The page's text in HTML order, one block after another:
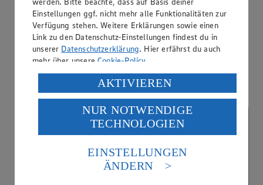
Handy-Aufladung
Einstellungen ggf. nicht mehr alle Funktionalitäten zur
Verfügung stehen. Weitere Erklärungen sowie einen
Link zu den Datenschutz-Einstellungen findest du in
unserer Datenschutzerklärung. Hier erfährst du auch
mehr über unsereCookie-Policy.
Verarbeitung deiner personenbezogenen Daten in den
USA durch Facebook und YouTube:
Wenn du auf „Aktivieren“ klickst, willigst du im Sinne
des Art. 49 Abs. 1 Satz 1 lit. a) DSGVO ein, dass deine
Daten in den USA verarbeitet werden. Der EuGH sieht
die USA als Land mit einem nach europäischen
Standards nicht angemessenen Datenschutzniveau an.
Es besteht das Risiko eines Zugriffs durch US-
AKTIVIEREN
NUR NOTWENDIGE
TECHNOLOGIEN
EINSTELLUNGEN
ÄNDERN